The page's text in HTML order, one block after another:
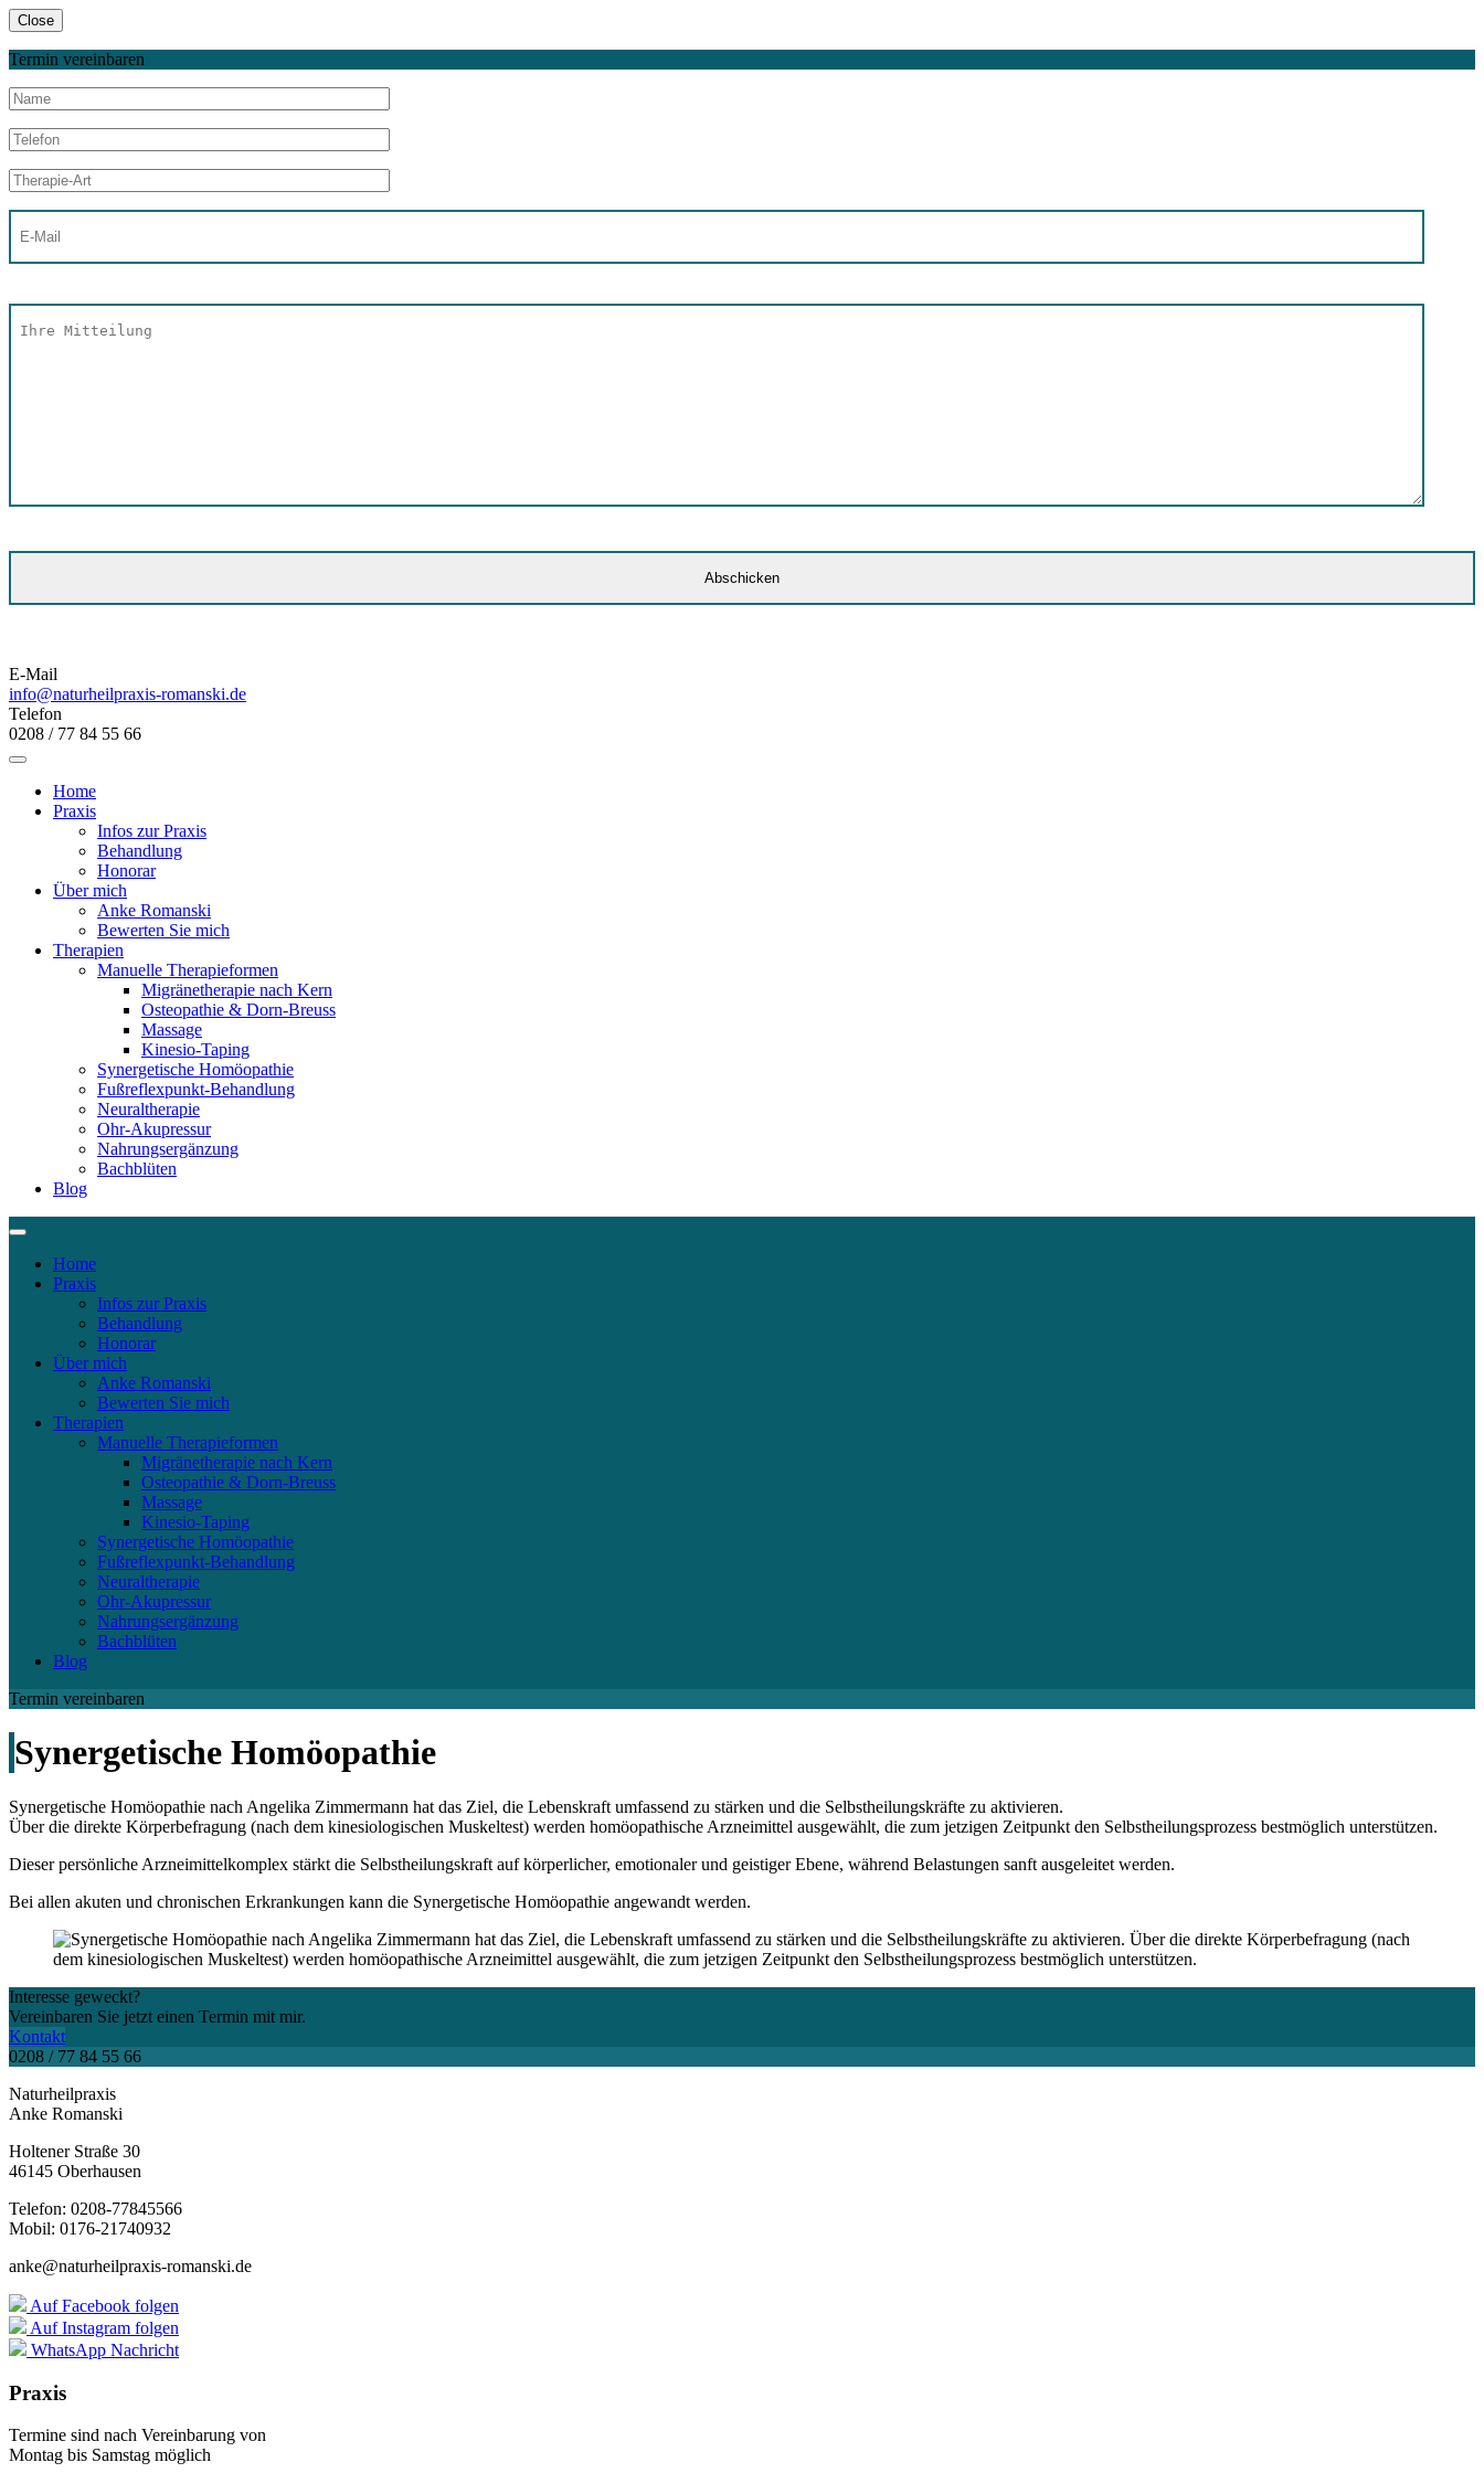
Close
Termin vereinbaren
E-Mail
info@naturheilpraxis-romanski.de
Telefon
0208 / 77 84 55 66
Home
Praxis
Infos zur Praxis
Behandlung
Honorar
Über mich
Anke Romanski
Bewerten Sie mich
Therapien
Manuelle Therapieformen
Migränetherapie nach Kern
Osteopathie & Dorn-Breuss
Massage
Kinesio-Taping
Synergetische Homöopathie
Fußreflexpunkt-Behandlung
Neuraltherapie
Ohr-Akupressur
Nahrungsergänzung
Bachblüten
Blog
Home
Praxis
Infos zur Praxis
Behandlung
Honorar
Über mich
Anke Romanski
Bewerten Sie mich
Therapien
Manuelle Therapieformen
Migränetherapie nach Kern
Osteopathie & Dorn-Breuss
Massage
Kinesio-Taping
Synergetische Homöopathie
Fußreflexpunkt-Behandlung
Neuraltherapie
Ohr-Akupressur
Nahrungsergänzung
Bachblüten
Blog
Termin vereinbaren
Synergetische Homöopathie
Synergetische Homöopathie nach Angelika Zimmermann hat das Ziel, die Lebenskraft umfassend zu stärken und die Selbstheilungskräfte zu aktivieren.
Über die direkte Körperbefragung (nach dem kinesiologischen Muskeltest) werden homöopathische Arzneimittel ausgewählt, die zum jetzigen Zeitpunkt den Selbstheilungsprozess bestmöglich unterstützen.
Dieser persönliche Arzneimittelkomplex stärkt die Selbstheilungskraft auf körperlicher, emotionaler und geistiger Ebene, während Belastungen sanft ausgeleitet werden.
Bei allen akuten und chronischen Erkrankungen kann die Synergetische Homöopathie angewandt werden.
Interesse geweckt?
Vereinbaren Sie jetzt einen Termin mit mir.
Kontakt
0208 / 77 84 55 66
Naturheilpraxis
Anke Romanski
Holtener Straße 30
46145 Oberhausen
Telefon: 0208-77845566
Mobil: 0176-21740932
anke@naturheilpraxis-romanski.de
Auf Facebook folgen
Auf Instagram folgen
WhatsApp Nachricht
Praxis
Termine sind nach Vereinbarung von
Montag bis Samstag möglich